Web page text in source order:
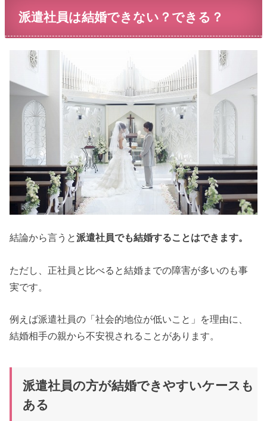
派遣社員は結婚できない？できる？
結論から言うと派遣社員でも結婚することはできます。
ただし、正社員と比べると結婚までの障害が多いのも事
実です。
例えば派遣社員の「社会的地位が低いこと」を理由に、
結婚相手の親から不安視されることがあります。
派遣社員の方が結婚できやすいケースも
ある